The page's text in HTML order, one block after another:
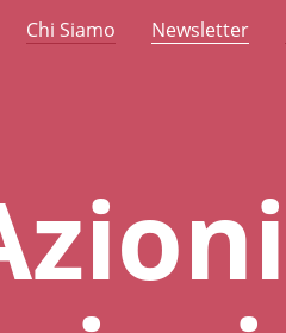
Chi Siamo Newsletter